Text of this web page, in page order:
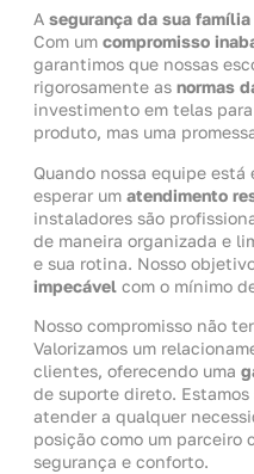
A segurança da sua família
Com um compromisso
garantimos que nossas
rigorosamente as normas
investimento em telas
produto, mas uma
Quando nossa equipe está
esperar um atendimento
instaladores são
de maneira organizada e
e sua rotina. Nosso
impecável com o mínimo
Nosso compromisso não
Valorizamos um
clientes, oferecendo uma
de suporte direto.
atender a qualquer
posição como um parceiro
segurança e conforto.